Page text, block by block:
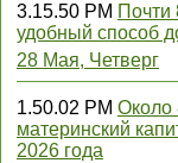
3.15.50 PM Почти
удобный способ
28 Мая, Четверг
1.50.02 PM Около
материнский
2026 года